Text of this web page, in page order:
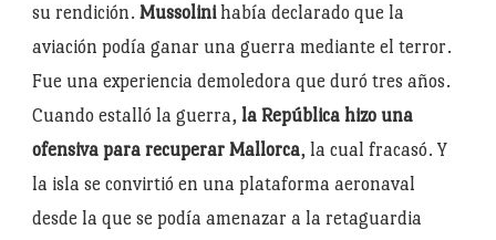
su rendición. Mussolinihabía declarado que la
aviación podía ganar una guerra mediante el terror.
Fue una experiencia demoledora que duró tres años.
Cuando estalló la guerra, la República hizo una
ofensiva para recuperar Mallorca, la cual fracasó. Y
la isla se convirtió en una plataforma aeronaval
desde la que se podía amenazar a la retaguardia